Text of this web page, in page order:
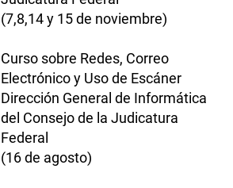
(7,8,14 y 15 de noviembre)
Curso sobre Redes, Correo
Electrónico y Uso de Escáner
Dirección General de Informática
del Consejo de la Judicatura
Federal
(16 de agosto)